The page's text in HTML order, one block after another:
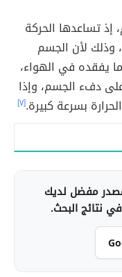
إذ تساعدها الحركة
وذلك لأن الجسم
90 مرة أكثر مما يفقده في الهواء،
دفء الجسم، وإذا
بسرعة كبيرة.[٧]
مفضل لديك
نتائج البحث.